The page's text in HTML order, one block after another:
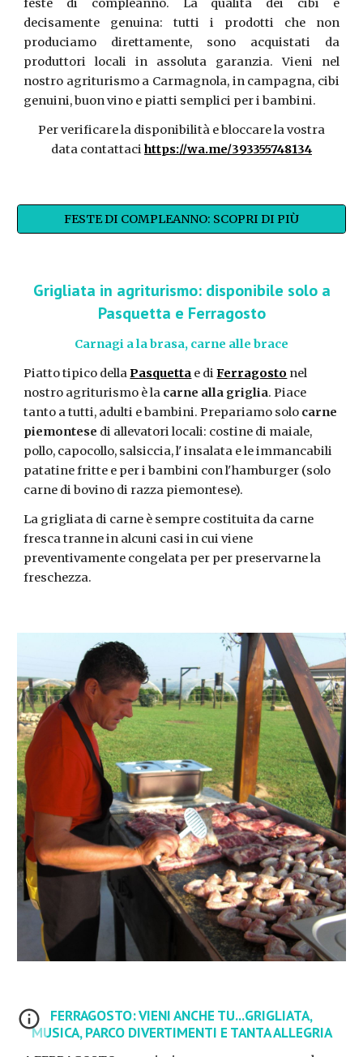
feste di compleanno. La qualità dei cibi è
decisamente genuina: tutti i prodotti che non
produciamo direttamente, sono acquistati da
produttori locali in assoluta garanzia. Vieni nel
nostro agriturismo a Carmagnola, in campagna, cibi
genuini, buon vino e piatti semplici per i bambini.
Per verificare la disponibilità e bloccare la vostra
data contattacihttps://wa.me/393355748134
FESTE DI COMPLEANNO: SCOPRI DI PIÙ
Grigliata in agriturismo: disponibile solo a
Pasquetta e Ferragosto
Carnagi a la brasa, carne alle brace
Piatto tipico dellaPasquetta e diFerragosto nel
nostro agriturismo è la carne alla griglia. Piace
tanto a tutti, adulti e bambini. Prepariamo solo carne
piemontese di allevatori locali: costine di maiale,
pollo, capocollo, salsiccia, l' insalata e le immancabili
patatine fritte e per i bambini con l'hamburger (solo
carne di bovino di razza piemontese).
La grigliata di carne è sempre costituita da carne
fresca tranne in alcuni casi in cui viene
preventivamente congelata per per preservarne la
freschezza.
FERRAGOSTO: VIENI ANCHE TU...GRIGLIATA,
MUSICA, PARCO DIVERTIMENTI E TANTA ALLEGRIA